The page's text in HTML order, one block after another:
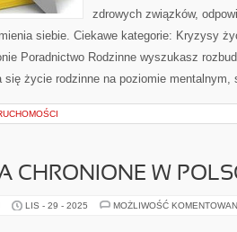
zdrowych związków,
siebie. Ciekawe kategorie: Kryzysy
Poradnictwo Rodzinne wyszukasz
się życie rodzinne na poziomie mentalnym,
CHRONIONE W
LIS - 29 - 2025 MOŻLIWOŚĆ